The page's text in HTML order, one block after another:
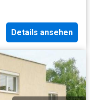
Details ansehen